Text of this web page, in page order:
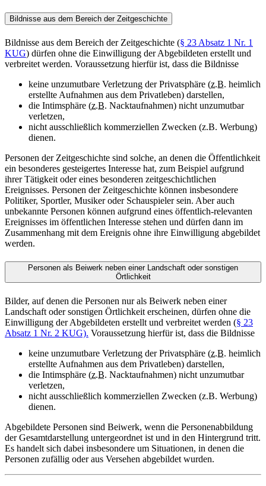
Bildnisse aus dem Bereich der Zeitgeschichte
Bildnisse aus dem Bereich der Zeitgeschichte (§ 23 Absatz 1 Nr. 1
KUG) dürfen ohne die Einwilligung der Abgebildeten erstellt und
verbreitet werden. Voraussetzung hierfür ist, dass die Bildnisse
keine unzumutbare Verletzung der Privatsphäre (z.B. heimlich
erstellte Aufnahmen aus dem Privatleben) darstellen,
die Intimsphäre (z.B. Nacktaufnahmen) nicht unzumutbar
verletzen,
nicht ausschließlich kommerziellen Zwecken (z.B. Werbung)
dienen.
Personen der Zeitgeschichte sind solche, an denen die Öffentlichkeit
ein besonderes gesteigertes Interesse hat, zum Beispiel aufgrund
ihrer Tätigkeit oder eines besonderen zeitgeschichtlichen
Ereignisses. Personen der Zeitgeschichte können insbesondere
Politiker, Sportler, Musiker oder Schauspieler sein. Aber auch
unbekannte Personen können aufgrund eines öffentlich-relevanten
Ereignisses im öffentlichen Interesse stehen und dürfen dann im
Zusammenhang mit dem Ereignis ohne ihre Einwilligung abgebildet
werden.
Personen als Beiwerk neben einer Landschaft oder sonstigen
Örtlichkeit
Bilder, auf denen die Personen nur als Beiwerk neben einer
Landschaft oder sonstigen Örtlichkeit erscheinen, dürfen ohne die
Einwilligung der Abgebildeten erstellt und verbreitet werden (§ 23
Absatz 1 Nr. 2 KUG). Voraussetzung hierfür ist, dass die Bildnisse
keine unzumutbare Verletzung der Privatsphäre (z.B. heimlich
erstellte Aufnahmen aus dem Privatleben) darstellen,
die Intimsphäre (z.B. Nacktaufnahmen) nicht unzumutbar
verletzen,
nicht ausschließlich kommerziellen Zwecken (z.B. Werbung)
dienen.
Abgebildete Personen sind Beiwerk, wenn die Personenabbildung
der Gesamtdarstellung untergeordnet ist und in den Hintergrund tritt.
Es handelt sich dabei insbesondere um Situationen, in denen die
Personen zufällig oder aus Versehen abgebildet wurden.